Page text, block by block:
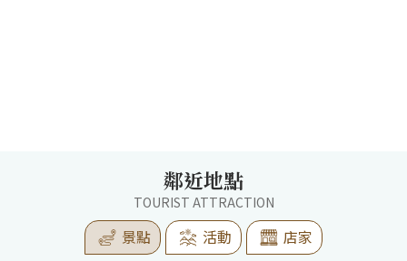
鄰近地點
TOURIST ATTRACTION
景點 活動 店家